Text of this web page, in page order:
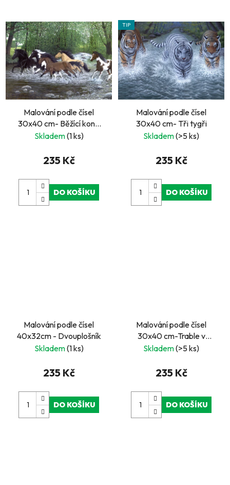
Malování podle čísel
30x40 cm- Běžící koně
vodou
Skladem(1 ks)
235 Kč
DO KOŠÍKU
TIP
Malování podle čísel
30x40 cm- Tři tygři
Skladem(>5 ks)
235 Kč
DO KOŠÍKU
Malování podle čísel
40x32cm - Dvouplošník
Skladem(1 ks)
235 Kč
DO KOŠÍKU
Malování podle čísel
30x40 cm-Trable v
zahradě
Skladem(>5 ks)
235 Kč
DO KOŠÍKU